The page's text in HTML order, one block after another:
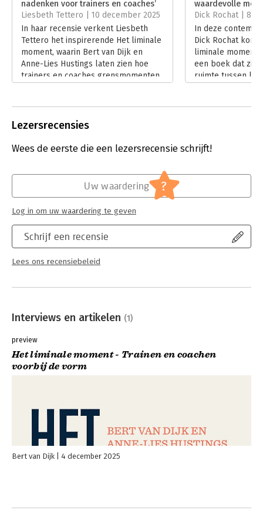
Hoofdrubriek: Coaching en trainen
nadenken voor trainers en coaches’
Liesbeth Tettero | 10 december 2025
In haar recensie verkent Liesbeth
Tettero het inspirerende Het liminale
moment, waarin Bert van Dijk en
Anne-Lies Hustings laten zien hoe
trainers en coaches grensmomenten
diepere waarneming.
waardevolle
Dick Rochat | 8
In deze
Dick Rochat
liminale moment
een boek dat
ruimte tussen
Lezersrecensies
Wees de eerste die een lezersrecensie schrijft!
Schrijf een recensie
Lees ons recensiebeleid
Uw waardering ?
Log in om uw waardering te geven
Interviews en artikelen (1)
preview
Het liminale moment - Trainen en coachen
voorbij de vorm
Bert van Dijk 4 december 2025